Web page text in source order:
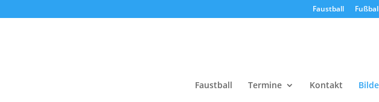
Faustball
Faustball Termine Kontakt